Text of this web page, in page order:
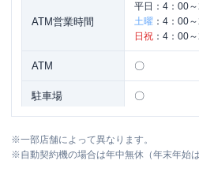
ATM営業時間
平日： 4：00
土曜 ： 4：00
日祝 ： 4：00
ATM 〇
駐車場 〇
※一部店舗によって異なります。
※自動契約機の場合は年中無休（年末年始は